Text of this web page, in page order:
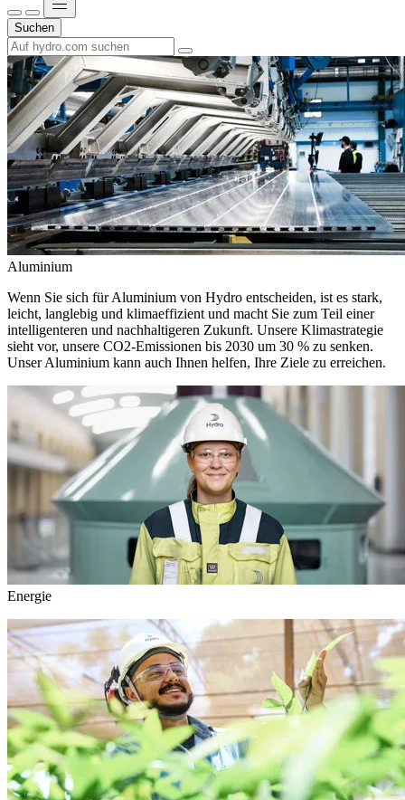
Suchen
Aluminium
Wenn Sie sich für Aluminium von Hydro entscheiden, ist es stark,
leicht, langlebig und klimaeffizient und macht Sie zum Teil einer
intelligenteren und nachhaltigeren Zukunft. Unsere Klimastrategie
sieht vor, unsere CO2-Emissionen bis 2030 um 30 % zu senken.
Unser Aluminium kann auch Ihnen helfen, Ihre Ziele zu erreichen.
Energie